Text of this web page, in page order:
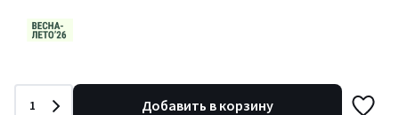
Количество
1 Добавить в корзину